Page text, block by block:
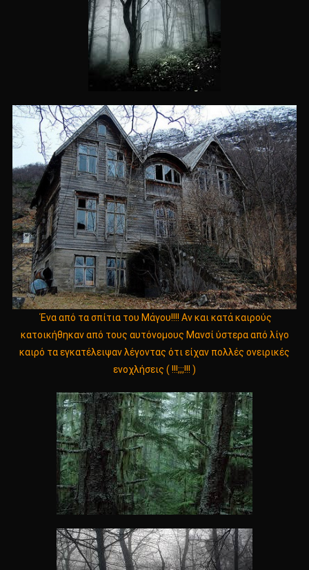
Ένα από τα σπίτια του Μάγου!!!! Αν και κατά καιρούς
κατοικήθηκαν από τους αυτόνομους Μανσί ύστερα από λίγο
καιρό τα εγκατέλειψαν λέγοντας ότι είχαν πολλές ονειρικές
ενοχλήσεις ( !!!;;;!!! )